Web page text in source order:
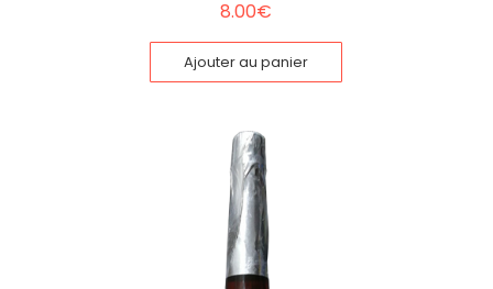
8.00€
Ajouter au panier